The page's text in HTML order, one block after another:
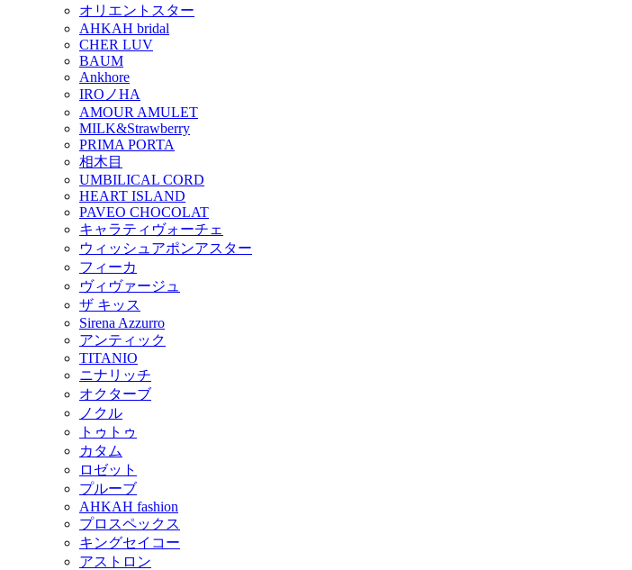
オリエントスター
AHKAH bridal
CHER LUV
BAUM
Ankhore
IROノHA
AMOUR AMULET
MILK&Strawberry
PRIMA PORTA
相木目
UMBILICAL CORD
HEART ISLAND
PAVEO CHOCOLAT
キャラティヴォーチェ
ウィッシュアポンアスター
フィーカ
ヴィヴァージュ
ザ キッス
Sirena Azzurro
アンティック
TITANIO
ニナリッチ
オクターブ
ノクル
トゥトゥ
カタム
ロゼット
プルーブ
AHKAH fashion
プロスペックス
キングセイコー
アストロン